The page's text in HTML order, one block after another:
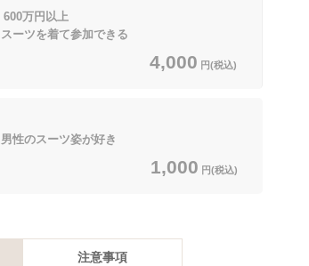
万円以上
ーツを着て参加できる
4,000 円(税込)
性のスーツ姿が好き
1,000 円(税込)
注意事項